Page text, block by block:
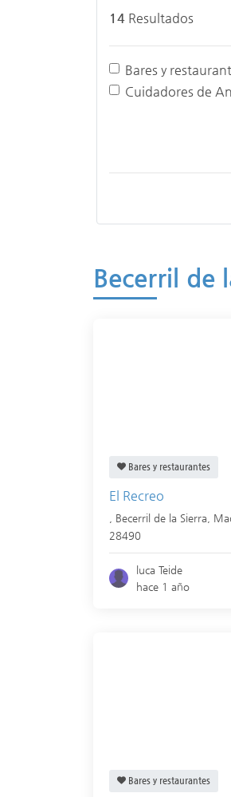
14 Resultados
Bares y
Cuidadores de
Becerril de
Bares y restaurantes
El Recreo
Becerril de la Sierra
28490
luca Teide
hace 1 año
Bares y restaurantes